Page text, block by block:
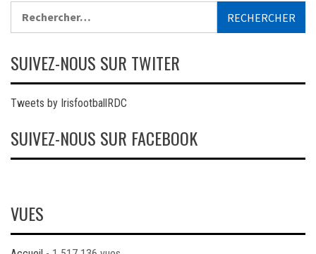
SUIVEZ-NOUS SUR TWITER
Tweets by IrisfootballRDC
SUIVEZ-NOUS SUR FACEBOOK
VUES